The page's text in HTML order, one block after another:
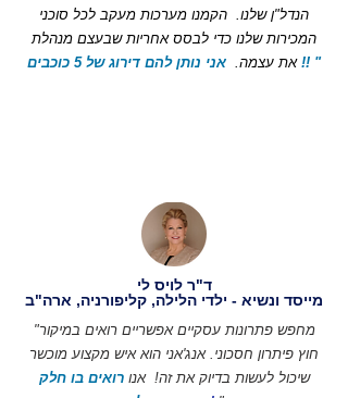
הנדל"ן שלנו. הקמנו מערכות מעקב לכל סוכני
המכירות שלנו כדי לבסס אחריות שבעצם מנהלת
את עצמה.אני נותן להם דירוג של 5 כוכבים !! "
ד"ר לויס לי
מייסד ונשיא - ילדי הלילה, קליפורניה, ארה"ב
"מחפש פתרונות עסקיים אפשריים רואים במיקור
חוץ פיתרון חסכוני. אנג'אני הוא איש מקצוע מוכשר
שיכול לעשות בדיוק את זה! אנו רואים בו חלק